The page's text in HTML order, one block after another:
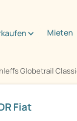
Mieten
Globetrail
Fiat